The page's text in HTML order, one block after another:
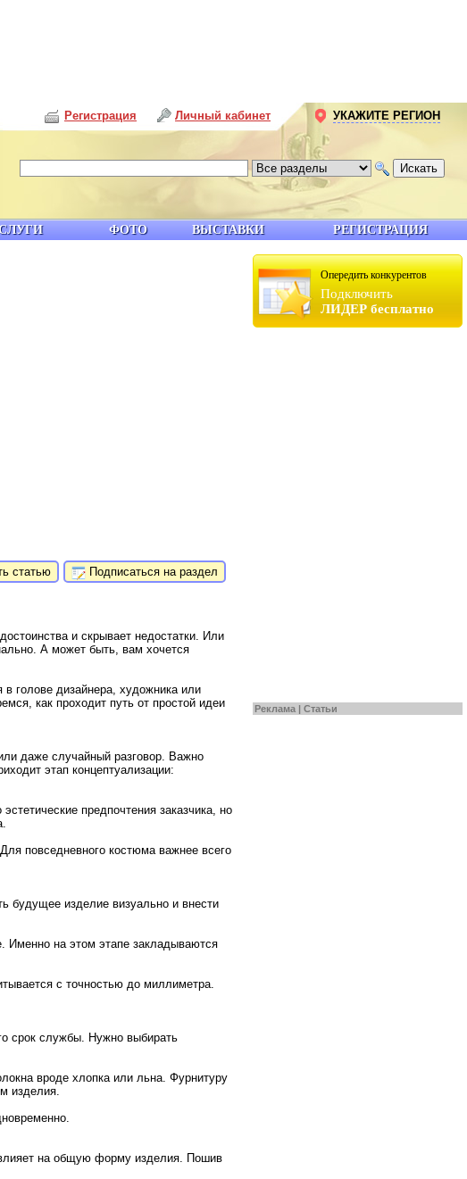
Опередить конкурентов
Подключить
ЛИДЕР бесплатно
Реклама | Статьи
статью
Подписаться на раздел
и скрывает недостатки. Или
А может быть, вам хочется
голове дизайнера, художника или
как проходит путь от простой идеи
даже случайный разговор. Важно
этап концептуализации:
предпочтения заказчика, но
повседневного костюма важнее всего
будущее изделие визуально и внести
Именно на этом этапе закладываются
с точностью до миллиметра.
срок службы. Нужно выбирать
вроде хлопка или льна. Фурнитуру
изделия.
влияет на общую форму изделия. Пошив
ФОТО ВЫСТАВКИ РЕГИСТРАЦИЯ
Личный кабинет
Регистрация УКАЖИТЕ РЕГИОН